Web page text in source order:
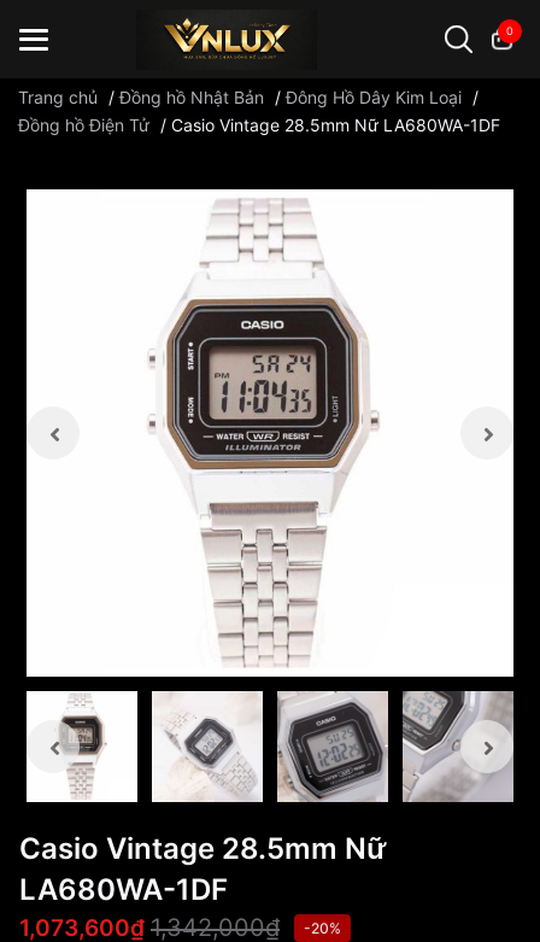
0
Trang chủ /Đồng hồ Nhật Bản /Đông Hồ Dây Kim Loại /
Đồng hồ Điện Tử / Casio Vintage 28.5mm Nữ LA680WA-1DF
Casio Vintage 28.5mm Nữ
LA680WA-1DF
1,073,600₫ 1,342,000₫ -20%